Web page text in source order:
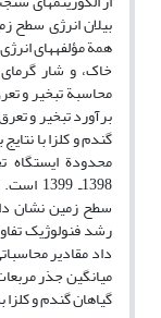
بیلان انرژی سطح
همة مؤلفه‏های
خاک، و شار
محاسبة تبخیر و
برآورد تبخیر و
گندم و کلزا با
محدودة ایستگاه
سطح زمین نشان
رشد فنولوژیک
داد مقادیر